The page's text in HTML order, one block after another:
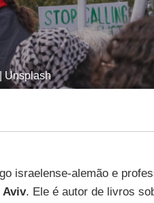
Unsplash
israelense-alemão e
Aviv. Ele é autor de livros